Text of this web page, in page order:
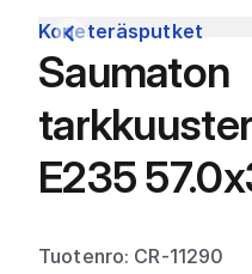
Koneteräsputket
Saumaton
E235
Tuotenro: CR-11290